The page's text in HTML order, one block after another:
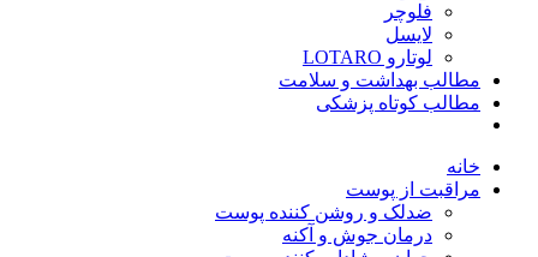
فلوچر
لایسل
لوتارو LOTARO
مطالب بهداشت و سلامت
مطالب کوتاه پزشکی
خانه
مراقبت از پوست
ضدلک و روشن کننده پوست
درمان جوش و آکنه